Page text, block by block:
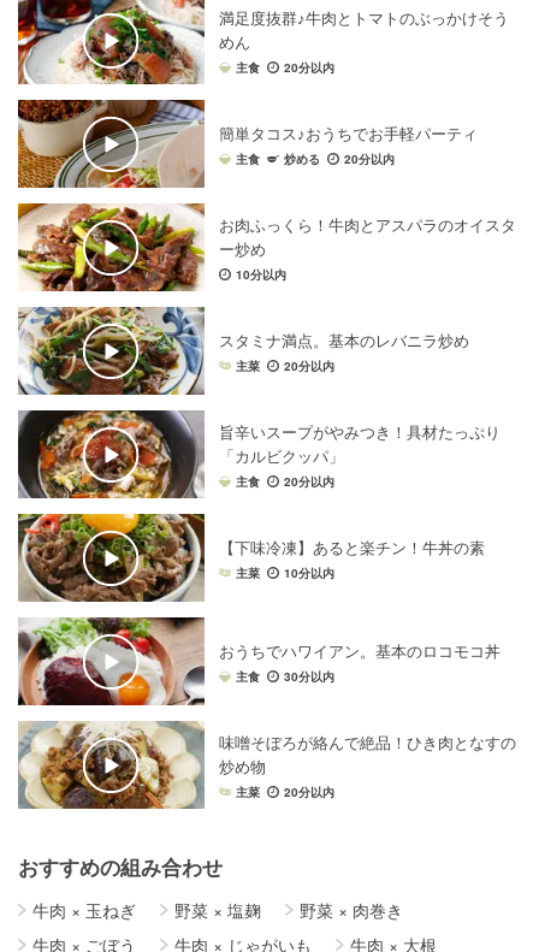
満足度抜群♪牛肉とトマトのぶっかけそう
めん
主食 20分以内
簡単タコス♪おうちでお手軽パーティ
主食 炒める 20分以内
お肉ふっくら！牛肉とアスパラのオイスタ
ー炒め
10分以内
スタミナ満点。基本のレバニラ炒め
主菜 20分以内
旨辛いスープがやみつき！具材たっぷり
「カルビクッパ」
主食 20分以内
【下味冷凍】あると楽チン！牛丼の素
主菜 10分以内
おうちでハワイアン。基本のロコモコ丼
主食 30分以内
味噌そぼろが絡んで絶品！ひき肉となすの
炒め物
主菜 20分以内
おすすめの組み合わせ
牛肉 × 玉ねぎ 野菜 × 塩麹 野菜 × 肉巻き
牛肉 × ごぼう 牛肉 × じゃがいも 牛肉 × 大根